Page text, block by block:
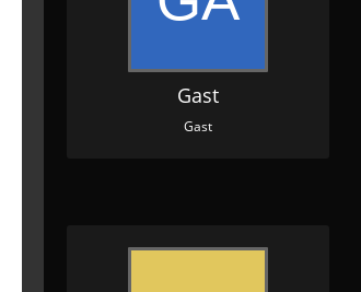
Gast
Gast